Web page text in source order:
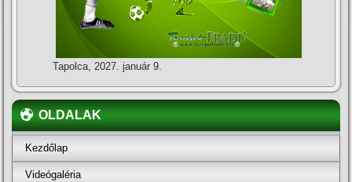
Tapolca, 2027. január 9.
OLDALAK
Kezdőlap
Videógaléria